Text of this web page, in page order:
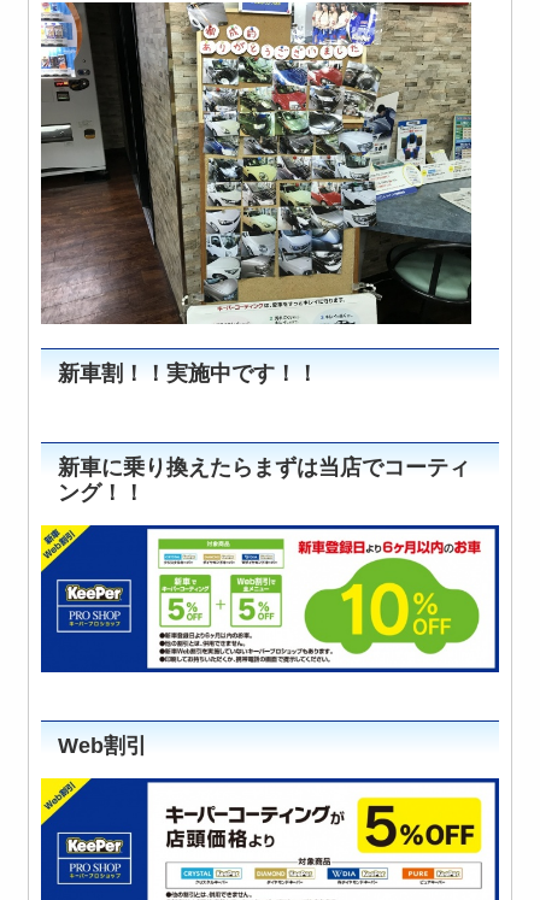
新車割！！実施中です！！
新車に乗り換えたらまずは当店でコーティ
ング！！
Web割引